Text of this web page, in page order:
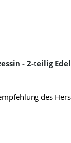
- 2-teilig
des